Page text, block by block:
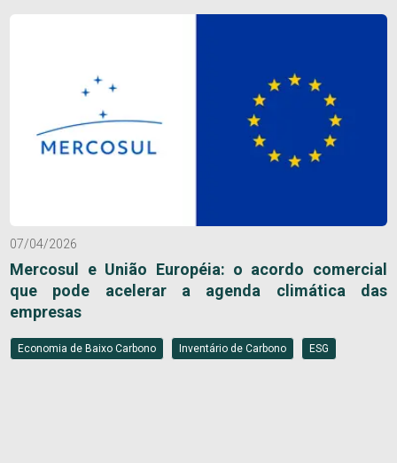
07/04/2026
Mercosul e União Européia: o acordo comercial
que pode acelerar a agenda climática das
empresas
Economia de Baixo Carbono Inventário de Carbono ESG